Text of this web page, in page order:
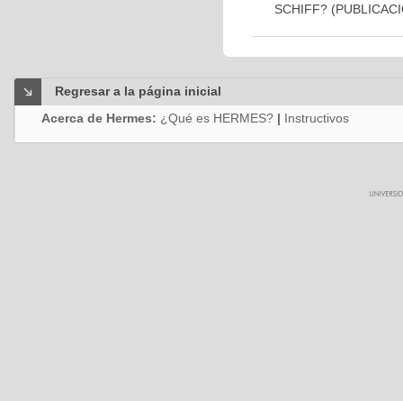
SCHIFF?
Regresar a la página inicial
Acerca de Hermes: ¿Qué es HERMES? | Instructivos